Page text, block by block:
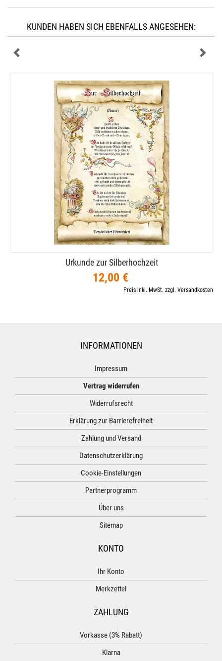
KUNDEN HABEN SICH EBENFALLS ANGESEHEN:
Urkunde zur Silberhochzeit
12,00 €
Preis inkl. MwSt. zzgl. Versandkosten
INFORMATIONEN
Impressum
Vertrag widerrufen
Widerrufsrecht
Erklärung zur Barrierefreiheit
Zahlung und Versand
Datenschutzerklärung
Cookie-Einstellungen
Partnerprogramm
Über uns
Sitemap
KONTO
Ihr Konto
Merkzettel
ZAHLUNG
Vorkasse (3% Rabatt)
Klarna